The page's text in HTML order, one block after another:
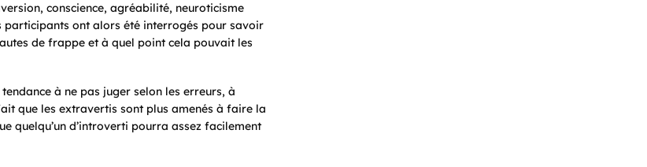
conscience, agréabilité, neuroticisme
ont alors été interrogés pour savoir
de frappe et à quel point cela pouvait les
à ne pas juger selon les erreurs, à
que les extravertis sont plus amenés à faire la
quelqu’un d’introverti pourra assez facilement